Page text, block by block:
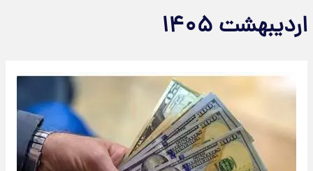
اردیبهشت ۱۴۰۵